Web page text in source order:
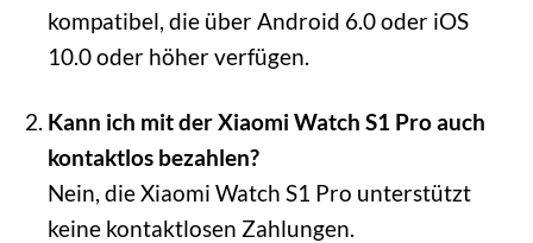
kompatibel, die über Android 6.0 oder iOS
10.0 oder höher verfügen.
Kann ich mit der Xiaomi Watch S1 Pro auch
kontaktlos bezahlen?
Nein, die Xiaomi Watch S1 Pro unterstützt
keine kontaktlosen Zahlungen.